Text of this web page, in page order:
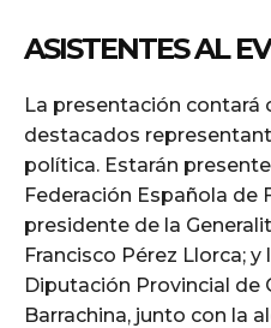
ASISTENTES AL
La presentación contará
destacados
política. Estarán
Federación Española de
presidente de la
Francisco Pérez Llorca;
Diputación Provincial de
Barrachina, junto con la